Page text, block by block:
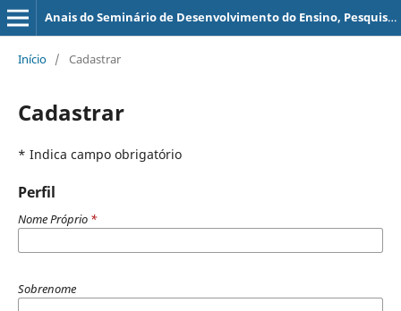
Anais do Seminário de Desenvolvimento do Ensino, Pesquisa e Extensão - SEDEPEX
Início / Cadastrar
Cadastrar
* Indica campo obrigatório
Perfil
Nome Próprio *
Sobrenome